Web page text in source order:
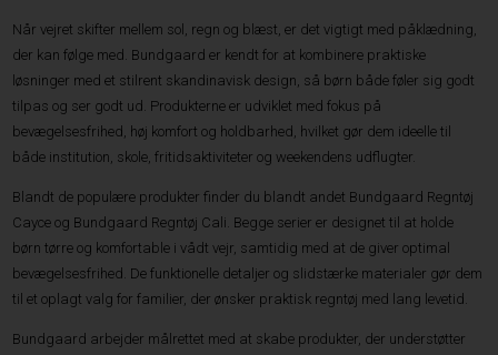
Når vejret skifter mellem sol, regn og blæst, er det vigtigt med påklædning,
der kan følge med. Bundgaard er kendt for at kombinere praktiske
løsninger med et stilrent skandinavisk design, så børn både føler sig godt
tilpas og ser godt ud. Produkterne er udviklet med fokus på
bevægelsesfrihed, høj komfort og holdbarhed, hvilket gør dem ideelle til
både institution, skole, fritidsaktiviteter og weekendens udflugter.
Blandt de populære produkter finder du blandt andet Bundgaard Regntøj
Cayce og Bundgaard Regntøj Cali. Begge serier er designet til at holde
børn tørre og komfortable i vådt vejr, samtidig med at de giver optimal
bevægelsesfrihed. De funktionelle detaljer og slidstærke materialer gør dem
til et oplagt valg for familier, der ønsker praktisk regntøj med lang levetid.
Bundgaard arbejder målrettet med at skabe produkter, der understøtter